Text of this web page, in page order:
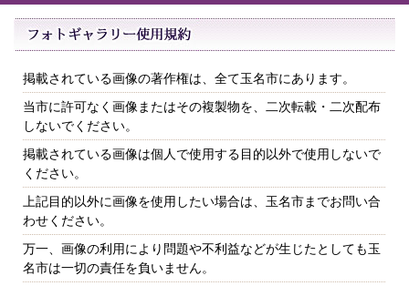
掲載されている画像の著作権は、全て玉名市にあります。
当市に許可なく画像またはその複製物を、二次転載・二次配布
しないでください。
掲載されている画像は個人で使用する目的以外で使用しないで
ください。
上記目的以外に画像を使用したい場合は、玉名市までお問い合
わせください。
万一、画像の利用により問題や不利益などが生じたとしても玉
名市は一切の責任を負いません。